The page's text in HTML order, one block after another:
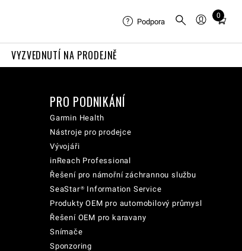
VYZVEDNUTÍ NA PRODEJNĚ
Podpora
0
Total
cart:
PRO PODNIKÁNÍ
Garmin Health
Nástroje pro prodejce
Vývojáři
inReach Professional
Řešení pro námořní záchrannou službu
SeaStar® Information Service
Produkty OEM pro automobilový průmysl
Řešení OEM pro karavany
Snímače
Sponzoring